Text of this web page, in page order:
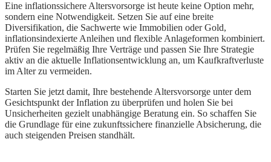
Eine inflationssichere Altersvorsorge ist heute keine Option mehr,
sondern eine Notwendigkeit. Setzen Sie auf eine breite
Diversifikation, die Sachwerte wie Immobilien oder Gold,
inflationsindexierte Anleihen und flexible Anlageformen kombiniert.
Prüfen Sie regelmäßig Ihre Verträge und passen Sie Ihre Strategie
aktiv an die aktuelle Inflationsentwicklung an, um Kaufkraftverluste
im Alter zu vermeiden.
Starten Sie jetzt damit, Ihre bestehende Altersvorsorge unter dem
Gesichtspunkt der Inflation zu überprüfen und holen Sie bei
Unsicherheiten gezielt unabhängige Beratung ein. So schaffen Sie
die Grundlage für eine zukunftssichere finanzielle Absicherung, die
auch steigenden Preisen standhält.